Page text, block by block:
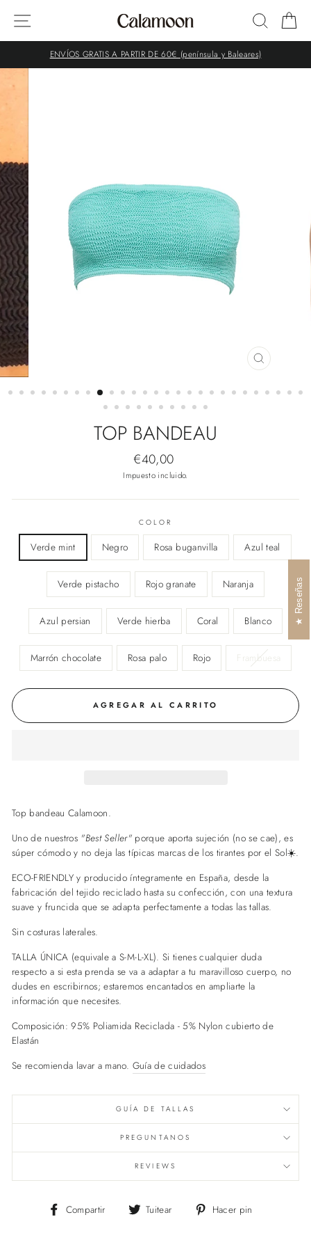
directamente
ENVÍOS GRATIS A PARTIR DE 60€ (península y Baleares)
CERRAR
TOP BANDEAU
Precio
habitual
€40,00
Impuesto incluido.
COLOR
Verde mint Negro Rosa buganvilla Azul teal
Verde pistacho Rojo granate Naranja
Azul persian Verde hierba Coral Blanco
Marrón chocolate Rosa palo Rojo Frambuesa
AGREGAR AL CARRITO
Top bandeau Calamoon.
Uno de nuestros "Best Seller"porque aporta sujeción (no se cae), es
súper cómodo y no deja las típicas marcas de los tirantes por el Sol☀️.
ECO-FRIENDLY y producido íntegramente en España, desde la
fabricación del tejido reciclado hasta su confección, con una textura
suave y fruncida que se adapta perfectamente a todas las tallas.
Sin costuras laterales.
TALLA ÚNICA (equivale a S-M-L-XL). Si tienes cualquier duda
respecto a si esta prenda se va a adaptar a tu maravilloso cuerpo, no
dudes en escribirnos; estaremos encantados en ampliarte la
información que necesites.
Composición: 95% Poliamida Reciclada - 5% Nylon cubierto de
Elastán
Se recomienda lavar a mano. Guía de cuidados
GUÍA DE TALLAS
PREGUNTANOS
REVIEWS
Compartir
CompartirTuitear
Tuitear Hacer pin
Reseñas